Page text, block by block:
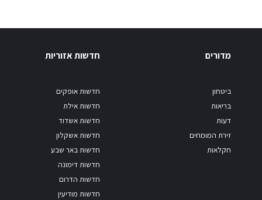
מדורים
ביטחון
בריאות
דעות
זירת המומחים
חקלאות
חדשות אזוריות
חדשות אופקים
חדשות אילת
חדשות אשדוד
חדשות אשקלון
חדשות באר שבע
חדשות דימונה
חדשות הדרום
חדשות מודיעין